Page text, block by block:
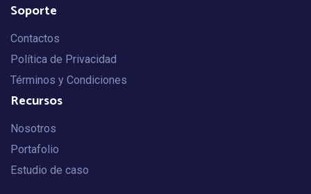
Soporte
Contactos
Política de Privacidad
Términos y Condiciones
Recursos
Nosotros
Portafolio
Estudio de caso